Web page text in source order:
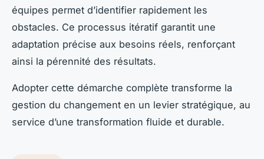
équipes permet d’identifier rapidement les
obstacles. Ce processus itératif garantit une
adaptation précise aux besoins réels, renforçant
ainsi la pérennité des résultats.
Adopter cette démarche complète transforme la
gestion du changement en un levier stratégique, au
service d’une transformation fluide et durable.